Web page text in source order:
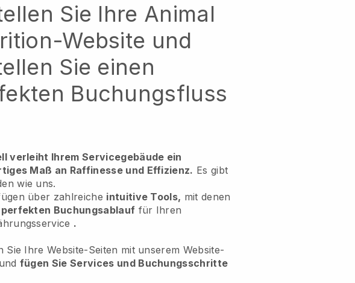
Sie Ihre Animal
Website und
Sie einen
Buchungsfluss
verleiht Ihrem Servicegebäude ein
Maß an Raffinesse und Effizienz. Es gibt
wie uns.
über zahlreiche intuitive Tools, mit denen
Buchungsablauf für Ihren
.
Sie Ihre Website-Seiten mit unserem Website-
fügen Sie Services und Buchungsschritte